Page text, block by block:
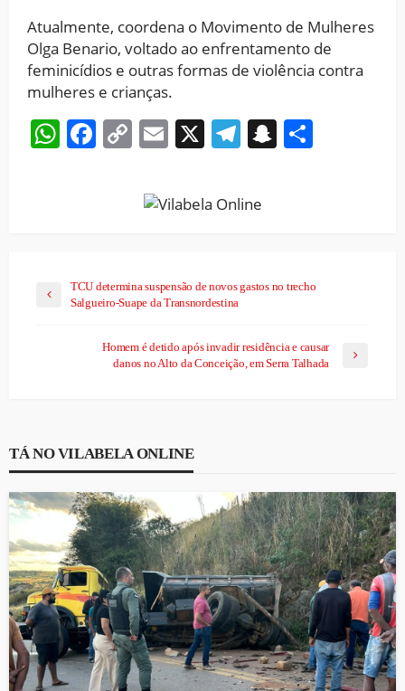
Atualmente, coordena o Movimento de Mulheres
Olga Benario, voltado ao enfrentamento de
feminicídios e outras formas de violência contra
mulheres e crianças.
WhatsApp
Facebook
CopyEmail
X Telegram
Snapchat
TCU determina suspensão de novos gastos no trecho
Salgueiro-Suape da Transnordestina
Homem é detido após invadir residência e causar
danos no Alto da Conceição, em Serra Talhada
TÁ NO VILABELA ONLINE